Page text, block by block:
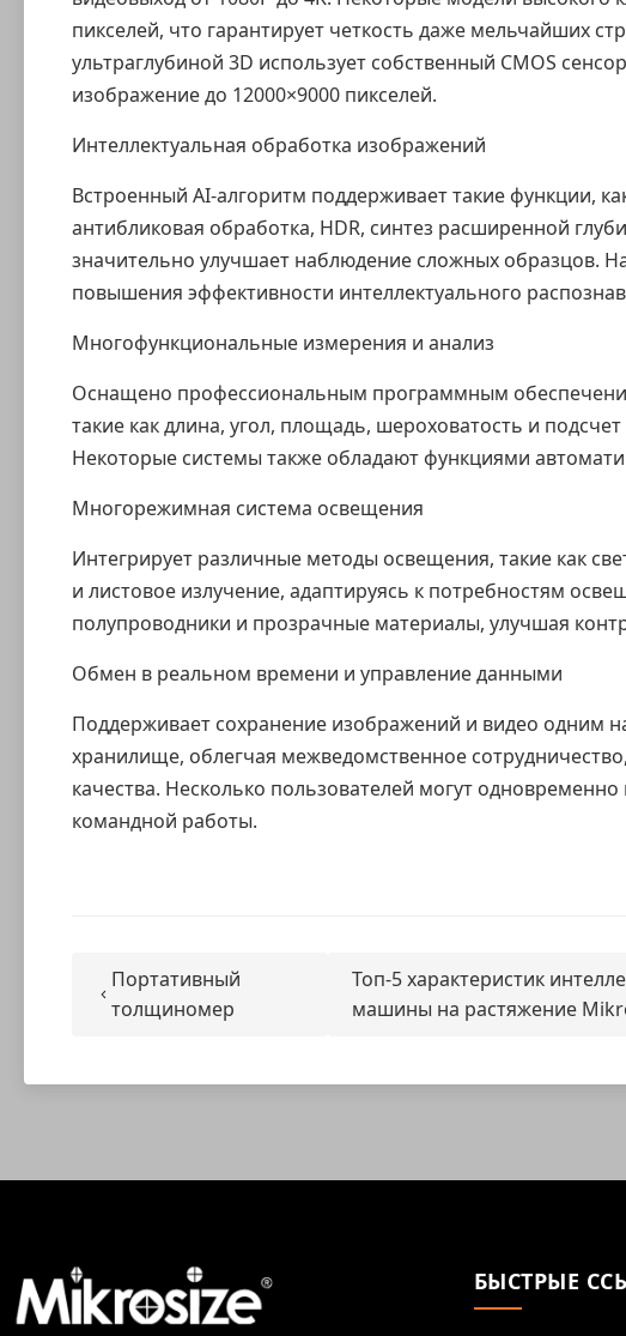
пикселей, что гарантирует четкость даже мельчайших
ультраглубиной 3D использует собственный CMOS
изображение до 12000×9000 пикселей.
Интеллектуальная обработка изображений
Встроенный AI-алгоритм поддерживает такие функции,
антибликовая обработка, HDR, синтез расширенной
значительно улучшает наблюдение сложных образцов.
повышения эффективности интеллектуального
Многофункциональные измерения и анализ
Оснащено профессиональным программным
такие как длина, угол, площадь, шероховатость и
Некоторые системы также обладают функциями
Многорежимная система освещения
Интегрирует различные методы освещения, такие как
и листовое излучение, адаптируясь к потребностям
полупроводники и прозрачные материалы, улучшая
Обмен в реальном времени и управление данными
Поддерживает сохранение изображений и видео одним
хранилище, облегчая межведомственное
качества. Несколько пользователей могут
командной работы.
Портативный
толщиномер
Топ-5 характеристик
машины на растяжение
БЫСТРЫЕ